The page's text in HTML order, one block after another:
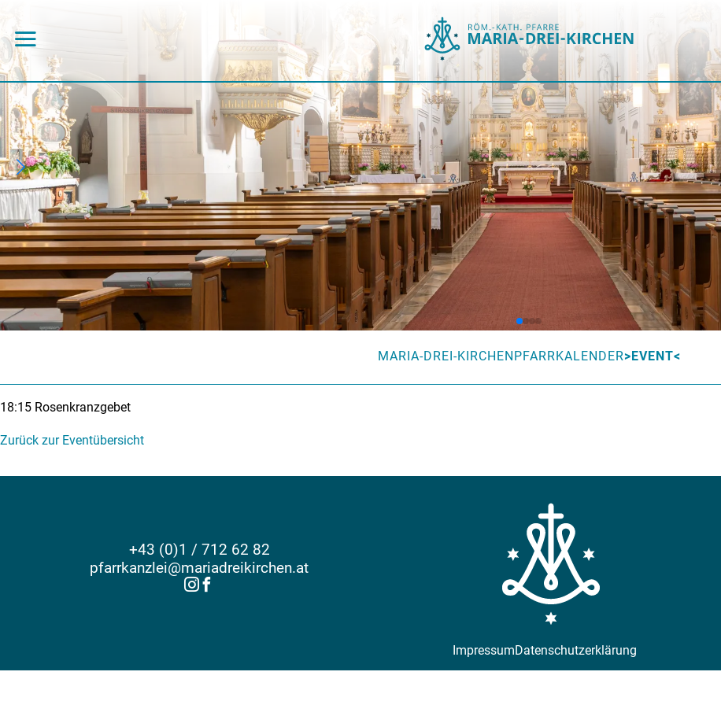
MARIA-DREI-KIRCHENPFARRKALENDER EVENT
18:15 Rosenkranzgebet
Zurück zur Eventübersicht
+43 (0)1 / 712 62 82
pfarrkanzlei@mariadreikirchen.at
ImpressumDatenschutzerklärung